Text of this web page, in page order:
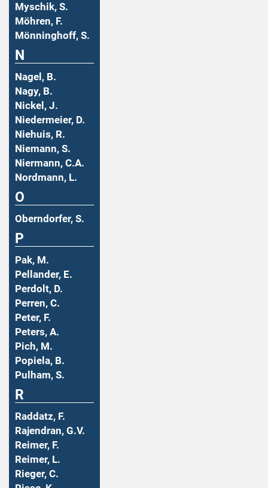
Myschik, S.
Möhren, F.
Mönninghoff, S.
N
Nagel, B.
Nagy, B.
Nickel, J.
Niedermeier, D.
Niehuis, R.
Niemann, S.
Niermann, C.A.
Nordmann, L.
O
Oberndorfer, S.
P
Pak, M.
Pellander, E.
Perdolt, D.
Perren, C.
Peter, F.
Peters, A.
Pich, M.
Popiela, B.
Pulham, S.
R
Raddatz, F.
Rajendran, G.V.
Reimer, F.
Reimer, L.
Rieger, C.